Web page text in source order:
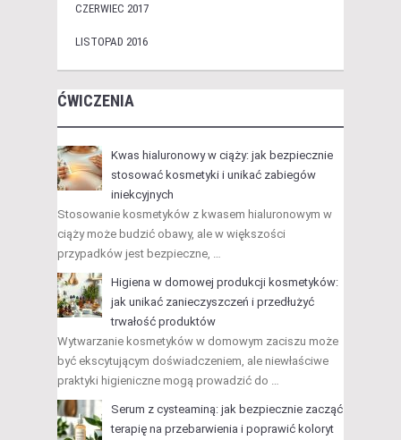
CZERWIEC 2017
LISTOPAD 2016
ĆWICZENIA
Kwas hialuronowy w ciąży: jak bezpiecznie
stosować kosmetyki i unikać zabiegów
iniekcyjnych
Stosowanie kosmetyków z kwasem hialuronowym w
ciąży może budzić obawy, ale w większości
przypadków jest bezpieczne, …
Higiena w domowej produkcji kosmetyków:
jak unikać zanieczyszczeń i przedłużyć
trwałość produktów
Wytwarzanie kosmetyków w domowym zaciszu może
być ekscytującym doświadczeniem, ale niewłaściwe
praktyki higieniczne mogą prowadzić do …
Serum z cysteaminą: jak bezpiecznie zacząć
terapię na przebarwienia i poprawić koloryt